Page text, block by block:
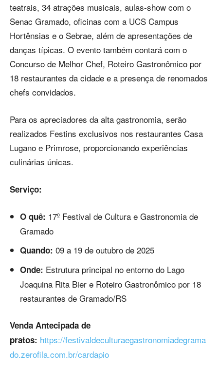
teatrais, 34 atrações musicais, aulas-show com o
Senac Gramado, oficinas com a UCS Campus
Hortênsias e o Sebrae, além de apresentações de
danças típicas. O evento também contará com o
Concurso de Melhor Chef, Roteiro Gastronômico por
18 restaurantes da cidade e a presença de renomados
chefs convidados.
Para os apreciadores da alta gastronomia, serão
realizados Festins exclusivos nos restaurantes Casa
Lugano e Primrose, proporcionando experiências
culinárias únicas.
Serviço:
O quê: 17º Festival de Cultura e Gastronomia de
Gramado
Quando: 09 a 19 de outubro de 2025
Onde: Estrutura principal no entorno do Lago
Joaquina Rita Bier e Roteiro Gastronômico por 18
restaurantes de Gramado/RS
Venda Antecipada de
pratos: https://festivaldeculturaegastronomiadegrama
do.zerofila.com.br/cardapio